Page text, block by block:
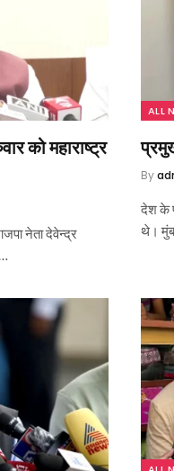
को महाराष्ट्र
नेता देवेन्द्र
ALL
By
देश के
थे।